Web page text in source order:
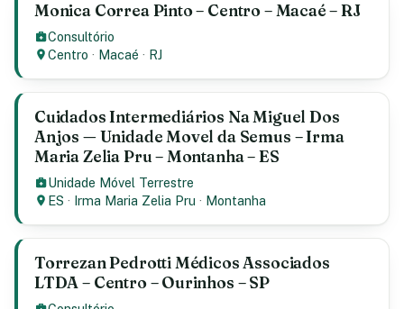
Monica Correa Pinto – Centro – Macaé – RJ
Consultório
Centro · Macaé · RJ
Cuidados Intermediários Na Miguel Dos
Anjos — Unidade Movel da Semus – Irma
Maria Zelia Pru – Montanha – ES
Unidade Móvel Terrestre
ES · Irma Maria Zelia Pru · Montanha
Torrezan Pedrotti Médicos Associados
LTDA – Centro – Ourinhos – SP